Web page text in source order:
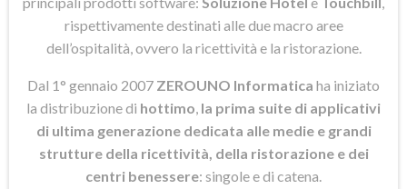
rispettivamente destinati alle due macro aree
dell’ospitalità, ovvero la ricettività e la ristorazione.
Dal 1° gennaio 2007 ZEROUNO Informatica ha iniziato
la distribuzione di hottimo la prima suite di applicativi
di ultima generazione dedicata alle medie e grandi
strutture della ricettività, della ristorazione e dei
centri benessere: singole e di catena.